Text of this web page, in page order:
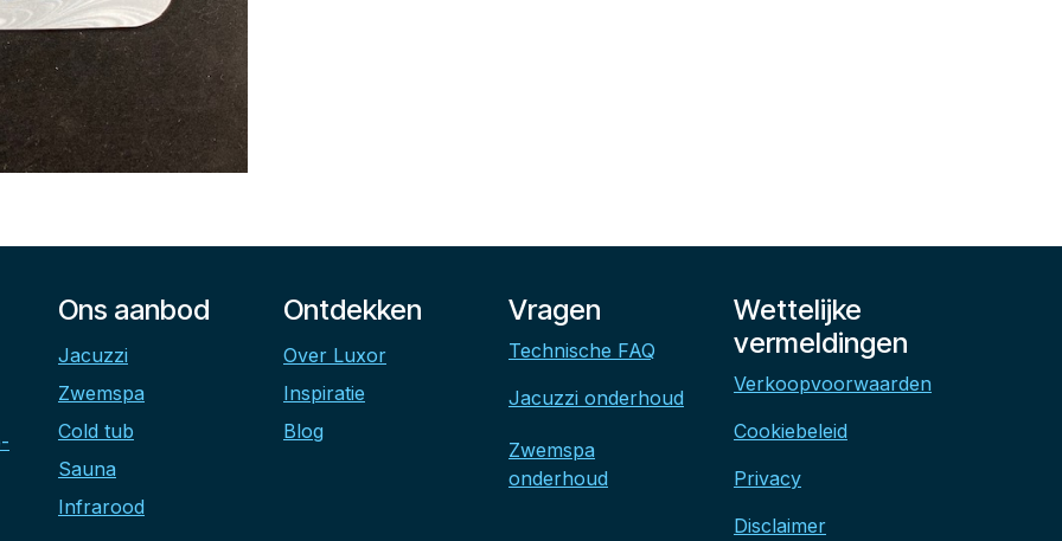
Ons aanbod
Jacuzzi
Zwemspa
Cold tub
Sauna
Infrarood
Ontdekken
Over Luxor
Inspiratie
Blog
Vragen
Technische FAQ
Jacuzzi onderhoud
Zwemspa
onderhoud
Wettelijke
vermeldingen
Verkoopvoorwaarden
Cookiebeleid
Privacy
Disclaimer